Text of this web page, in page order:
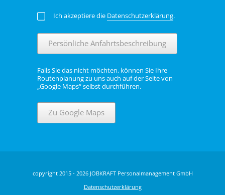
Ich akzeptiere die Datenschutzerklärung.
Persönliche Anfahrtsbeschreibung
Falls Sie das nicht möchten, können Sie Ihre
Routenplanung zu uns auch auf der Seite von
„Google Maps“ selbst durchführen.
Zu Google Maps
copyright 2015 - 2026 JOBKRAFT Personalmanagement GmbH
Datenschutzerklärung